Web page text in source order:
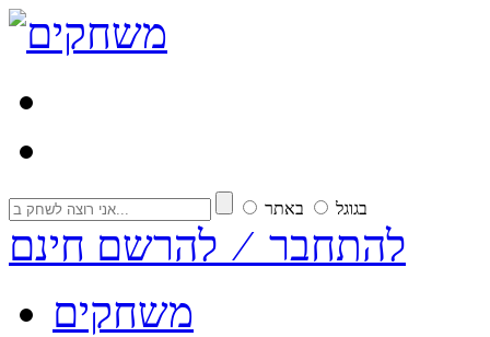
בגוגל באתר
להתחבר ⁄ להרשם חינם
משחקים